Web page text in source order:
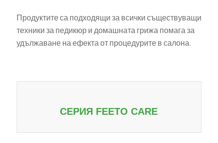
Продуктите са подходящи за всички съществуващи
техники за педикюр и домашната грижа помага за
удължаване на ефекта от процедурите в салона.
СЕРИЯ FEETO CARE